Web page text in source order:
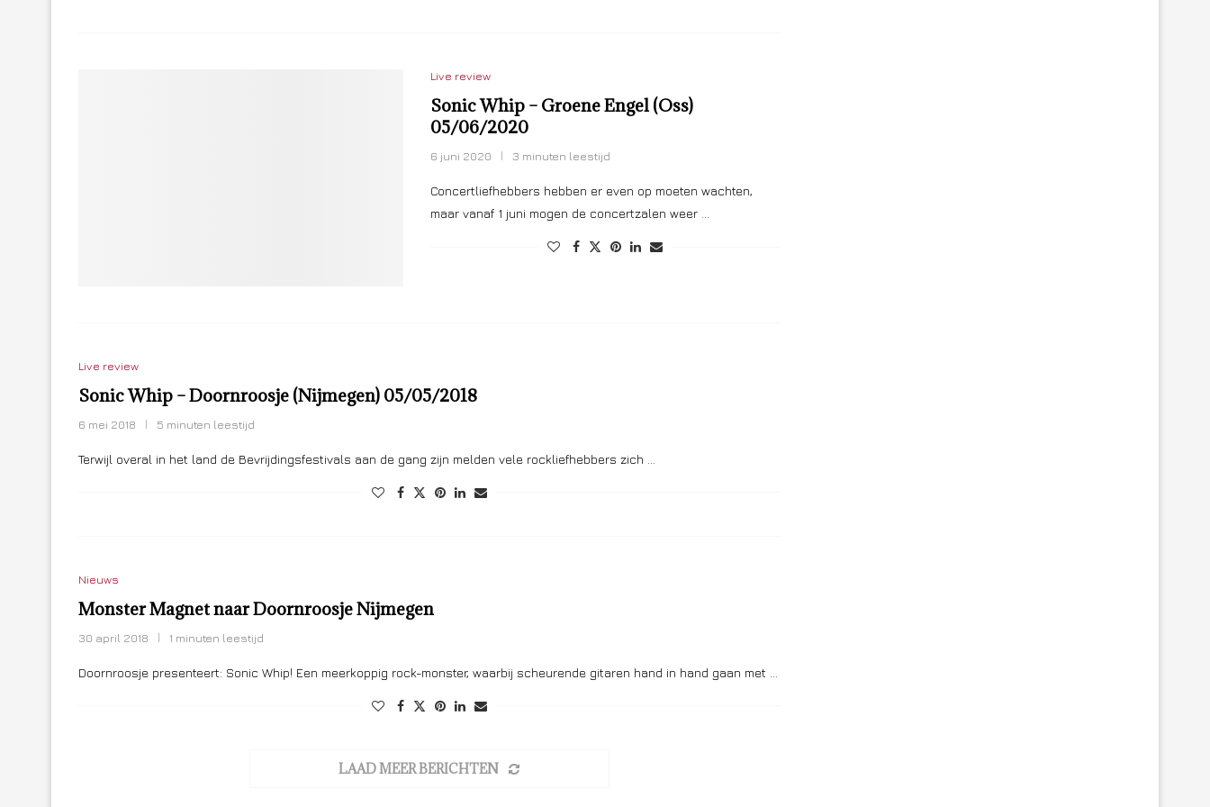
Live review
Sonic Whip – Groene Engel (Oss)
05/06/2020
6 juni 2020 3 minuten leestijd
Concertliefhebbers hebben er even op moeten wachten,
maar vanaf 1 juni mogen de concertzalen weer …
Live review
Sonic Whip – Doornroosje (Nijmegen) 05/05/2018
6 mei 2018 5 minuten leestijd
Terwijl overal in het land de Bevrijdingsfestivals aan de gang zijn melden vele rockliefhebbers zich …
Nieuws
Monster Magnet naar Doornroosje Nijmegen
30 april 2018 1 minuten leestijd
Doornroosje presenteert: Sonic Whip! Een meerkoppig rock-monster, waarbij scheurende gitaren hand in hand gaan met …
LAAD MEER BERICHTEN